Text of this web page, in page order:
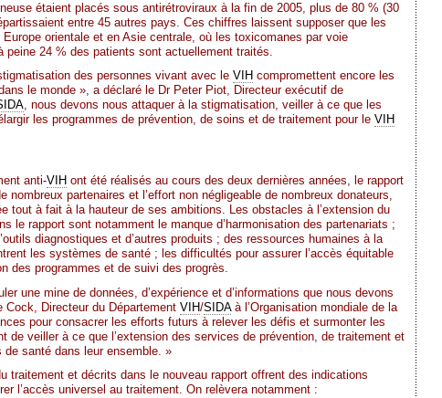
étaient placés sous antirétroviraux à la fin de 2005, plus de 80 % (30
entre 45 autres pays. Ces chiffres laissent supposer que les
orientale et en Asie centrale, où les toxicomanes par voie
peine 24 % des patients sont actuellement traités.
des personnes vivant avec le VIH compromettent encore les
le monde », a déclaré le Dr Peter Piot, Directeur exécutif de
, nous devons nous attaquer à la stigmatisation, veiller à ce que les
les programmes de prévention, de soins et de traitement pour le VIH
anti-VIH ont été réalisés au cours des deux dernières années, le rapport
nombreux partenaires et l’effort non négligeable de nombreux donateurs,
tout à fait à la hauteur de ses ambitions. Les obstacles à l’extension du
le rapport sont notamment le manque d’harmonisation des partenariats ;
diagnostiques et d’autres produits ; des ressources humaines à la
les systèmes de santé ; les difficultés pour assurer l’accès équitable
des programmes et de suivi des progrès.
une mine de données, d’expérience et d’informations que nous devons
Cock, Directeur du Département VIH/SIDAà l’Organisation mondiale de la
pour consacrer les efforts futurs à relever les défis et surmonter les
veiller à ce que l’extension des services de prévention, de traitement et
santé dans leur ensemble. »
traitement et décrits dans le nouveau rapport offrent des indications
l’accès universel au traitement. On relèvera notamment :